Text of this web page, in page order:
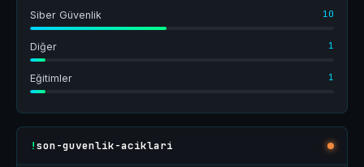
Siber Güvenlik 10
Diğer 1
Eğitimler 1
!son-guvenlik-aciklari